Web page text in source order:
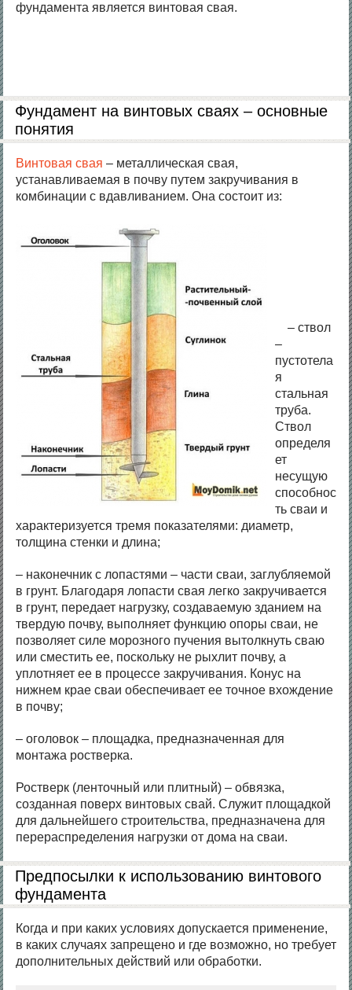
фундамента является винтовая свая.
Фундамент на винтовых сваях – основные
понятия
Винтовая свая – металлическая свая,
устанавливаемая в почву путем закручивания в
комбинации с вдавливанием. Она состоит из:
– ствол
–
пустотела
я
стальная
труба.
Ствол
определя
ет
несущую
способнос
ть сваи и
характеризуется тремя показателями: диаметр,
толщина стенки и длина;
– наконечник с лопастями – части сваи, заглубляемой
в грунт. Благодаря лопасти свая легко закручивается
в грунт, передает нагрузку, создаваемую зданием на
твердую почву, выполняет функцию опоры сваи, не
позволяет силе морозного пучения вытолкнуть сваю
или сместить ее, поскольку не рыхлит почву, а
уплотняет ее в процессе закручивания. Конус на
нижнем крае сваи обеспечивает ее точное вхождение
в почву;
– оголовок – площадка, предназначенная для
монтажа ростверка.
Ростверк (ленточный или плитный) – обвязка,
созданная поверх винтовых свай. Служит площадкой
для дальнейшего строительства, предназначена для
перераспределения нагрузки от дома на сваи.
Предпосылки к использованию винтового
фундамента
Когда и при каких условиях допускается применение,
в каких случаях запрещено и где возможно, но требует
дополнительных действий или обработки.